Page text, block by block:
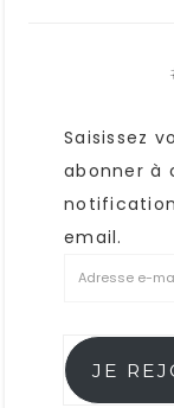
Saisissez
abonner à
email.